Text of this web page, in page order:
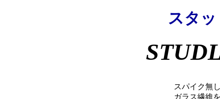
スタ
スパイク無
ガラス繊維